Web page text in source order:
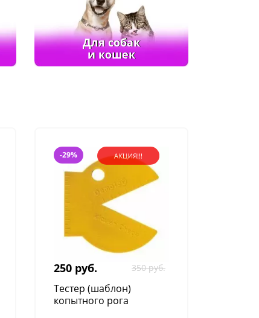
Для собак
и кошек
-29%
250 руб. 350 руб.
Тестер (шаблон)
копытного рога